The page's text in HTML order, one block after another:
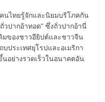
คนไทยรู้จักและนิยมบริโภคกัน
ปากอ้าทอด” ซึ่งถั่วปากอ้านี่
มของชาวอียิปต์และชาวจีน
ประเทศยุโรปและอเมริกา
อย่างรวดเร็วในอนาคตอัน